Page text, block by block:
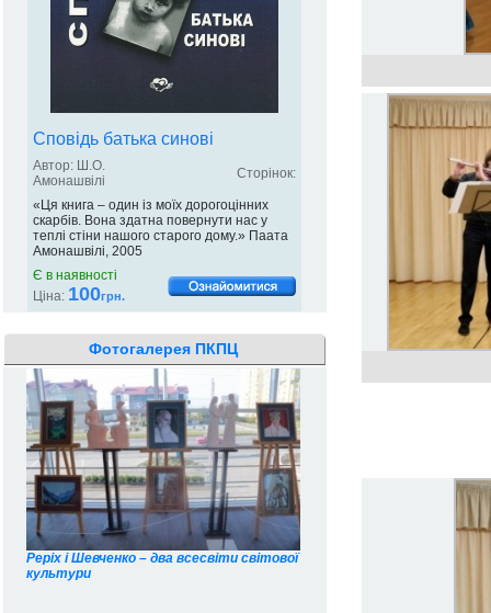
Сповідь батька синові
Автор: Ш.О.
Амонашвілі
Сторінок:
«Ця книга – один із моїх дорогоцінних
скарбів. Вона здатна повернути нас у
теплі стіни нашого старого дому.» Паата
Амонашвілі, 2005
Є в наявності
Ціна: 100грн.
Фотогалерея ПКПЦ
Реріх і Шевченко – два всесвіти світової
культури